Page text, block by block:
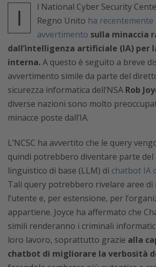
I
l National Cyber Security
Regno Unito ha
avvertimento sulla minaccia
dall’intelligenza artificiale (IA) per
interna.A questo è seguito a breve
avvertimento simile da parte del
sicurezza informatica dell’NSA Rob
diverse nazioni sono molto
minacce poste dall’IA.
L’NCSC ha avvertito che le query
quindi potrebbero diventare parte del
linguistico di base (LLM) di chatbot IA
Tali query potrebbero rivelare aree di
l’utente e, per estensione, per
appartiene. Joyce ha affermato che
simili renderanno i criminali
loro lavoro, soprattutto grazie alla
chatbot di migliorare la verbosità